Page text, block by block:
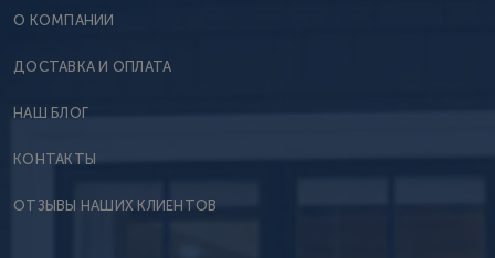
О КОМПАНИИ
ДОСТАВКА И ОПЛАТА
НАШ БЛОГ
КОНТАКТЫ
ОТЗЫВЫ НАШИХ КЛИЕНТОВ